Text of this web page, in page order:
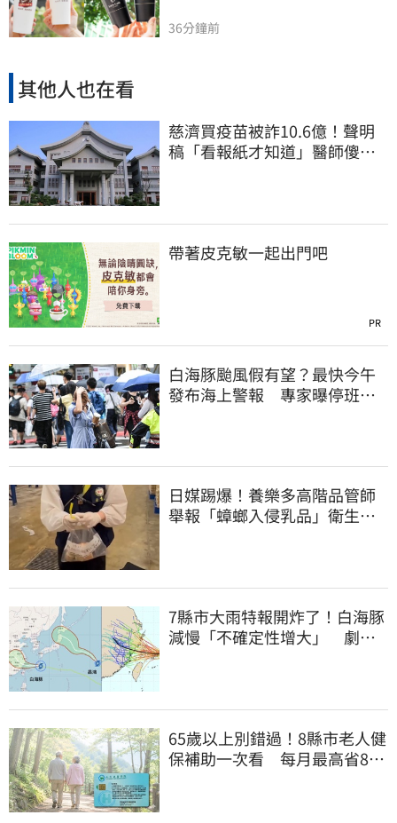
36分鐘前
其他人也在看
慈濟買疫苗被詐10.6億！聲明
稿「看報紙才知道」醫師傻
帶著皮克敏一起出門吧
PR
白海豚颱風假有望？最快今午
發布海上警報 專家曝停班停
日媒踢爆！養樂多高階品管師
舉報「蟑螂入侵乳品」衛生局
7縣市大雨特報開炸了！白海豚
減慢「不確定性增大」 劇烈
65歲以上別錯過！8縣市老人健
保補助一次看 每月最高省826